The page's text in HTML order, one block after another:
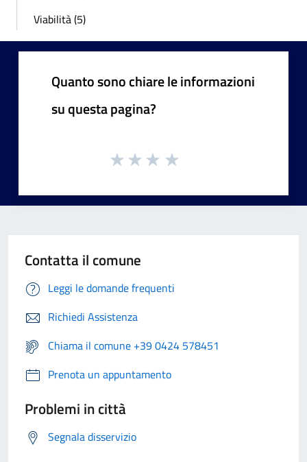
Viabilità (5)
Quanto sono chiare le informazioni
su questa pagina?
Contatta il comune
Leggi le domande frequenti
Richiedi Assistenza
Chiama il comune +39 0424 578451
Prenota un appuntamento
Problemi in città
Segnala disservizio